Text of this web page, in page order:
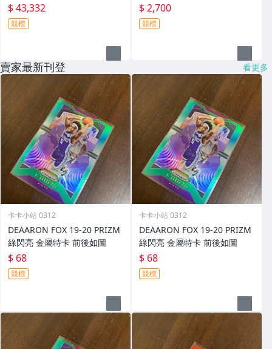
$ 43,332
競標
$ 2,700
競標
賣家最新刊登 看更多
卡卡小站 0312
DEAARON FOX 19-20 PRIZM
綠閃亮 金屬特卡 前後如圖
$ 68
競標
卡卡小站 0312
DEAARON FOX 19-20 PRIZM
綠閃亮 金屬特卡 前後如圖
$ 68
競標